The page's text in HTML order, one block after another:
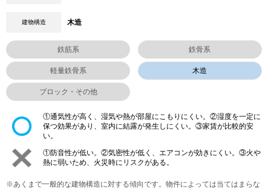
建物構造 木造
鉄筋系 鉄骨系
軽量鉄骨系 木造
ブロック・その他
①通気性が高く、湿気や熱が部屋にこもりにくい。②湿度を一定に
保つ効果があり、室内に結露が発生しにくい。③家賃が比較的安
い。
①防音性が低い。②気密性が低く、エアコンが効きにくい。③火や
熱に弱いため、火災時にリスクがある。
※あくまで一般的な建物構造に対する傾向です。物件によっては当てはまらな